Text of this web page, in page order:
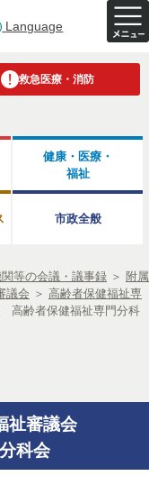
Language
救急医療・消防
健康・医療・
福祉
市政全般
等の会議・議事録 ＞ 附属
議会 ＞ 高齢者保健福祉専
齢者保健福祉専門分科
祉審議会
科会